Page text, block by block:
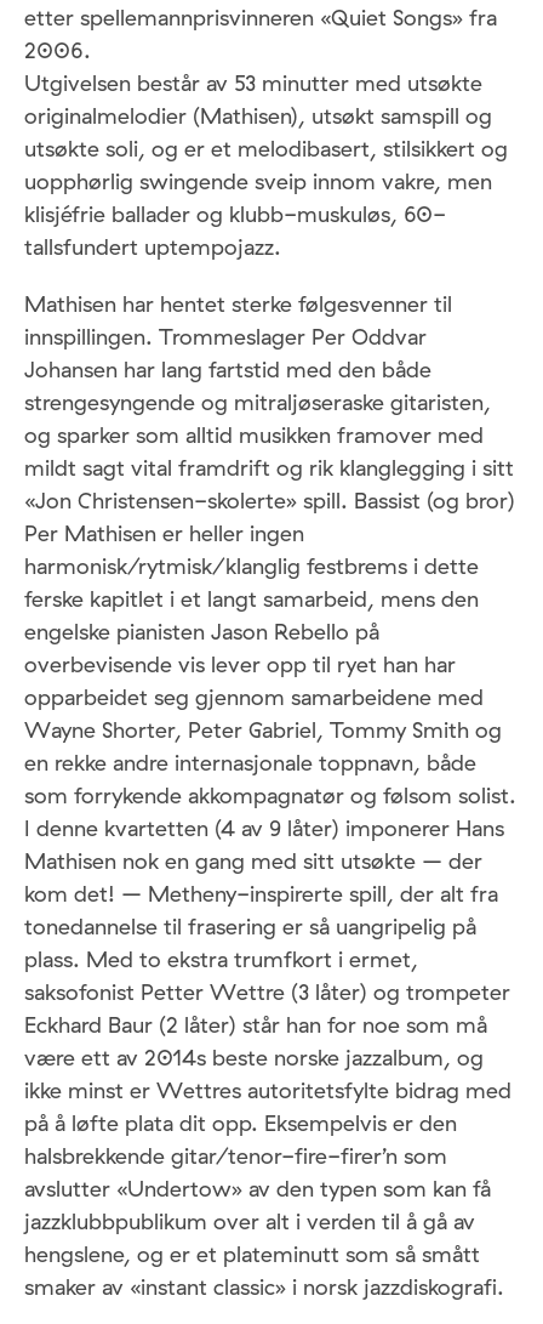
etter spellemannprisvinneren «Quiet Songs» fra
2006.
Utgivelsen består av 53 minutter med utsøkte
originalmelodier (Mathisen), utsøkt samspill og
utsøkte soli, og er et melodibasert, stilsikkert og
uopphørlig swingende sveip innom vakre, men
klisjéfrie ballader og klubb-muskuløs, 60-
tallsfundert uptempojazz.
Mathisen har hentet sterke følgesvenner til
innspillingen. Trommeslager Per Oddvar
Johansen har lang fartstid med den både
strengesyngende og mitraljøseraske gitaristen,
og sparker som alltid musikken framover med
mildt sagt vital framdrift og rik klanglegging i sitt
«Jon Christensen-skolerte» spill. Bassist (og bror)
Per Mathisen er heller ingen
harmonisk/rytmisk/klanglig festbrems i dette
ferske kapitlet i et langt samarbeid, mens den
engelske pianisten Jason Rebello på
overbevisende vis lever opp til ryet han har
opparbeidet seg gjennom samarbeidene med
Wayne Shorter, Peter Gabriel, Tommy Smith og
en rekke andre internasjonale toppnavn, både
som forrykende akkompagnatør og følsom solist.
I denne kvartetten (4 av 9 låter) imponerer Hans
Mathisen nok en gang med sitt utsøkte – der
kom det! – Metheny-inspirerte spill, der alt fra
tonedannelse til frasering er så uangripelig på
plass. Med to ekstra trumfkort i ermet,
saksofonist Petter Wettre (3 låter) og trompeter
Eckhard Baur (2 låter) står han for noe som må
være ett av 2014s beste norske jazzalbum, og
ikke minst er Wettres autoritetsfylte bidrag med
på å løfte plata dit opp. Eksempelvis er den
halsbrekkende gitar/tenor-fire-firer’n som
avslutter «Undertow» av den typen som kan få
jazzklubbpublikum over alt i verden til å gå av
hengslene, og er et plateminutt som så smått
smaker av «instant classic» i norsk jazzdiskografi.